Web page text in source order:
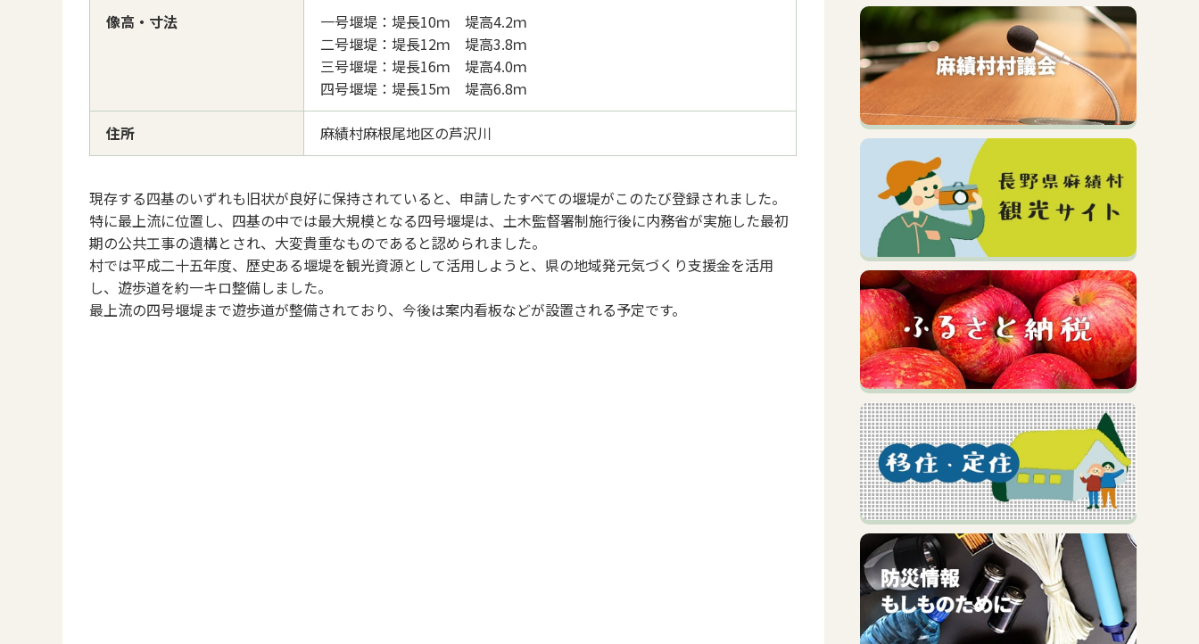
像高・寸法
一号堰堤：堤長10ｍ 堤高4.2ｍ
二号堰堤：堤長12ｍ 堤高3.8ｍ
三号堰堤：堤長16ｍ 堤高4.0ｍ
四号堰堤：堤長15ｍ 堤高6.8ｍ
住所 麻績村麻根尾地区の芦沢川
現存する四基のいずれも旧状が良好に保持されていると、申請したすべての堰堤がこのたび登録されました。
特に最上流に位置し、四基の中では最大規模となる四号堰堤は、土木監督署制施行後に内務省が実施した最初
期の公共工事の遺構とされ、大変貴重なものであると認められました。
村では平成二十五年度、歴史ある堰堤を観光資源として活用しようと、県の地域発元気づくり支援金を活用
し、遊歩道を約一キロ整備しました。
最上流の四号堰堤まで遊歩道が整備されており、今後は案内看板などが設置される予定です。